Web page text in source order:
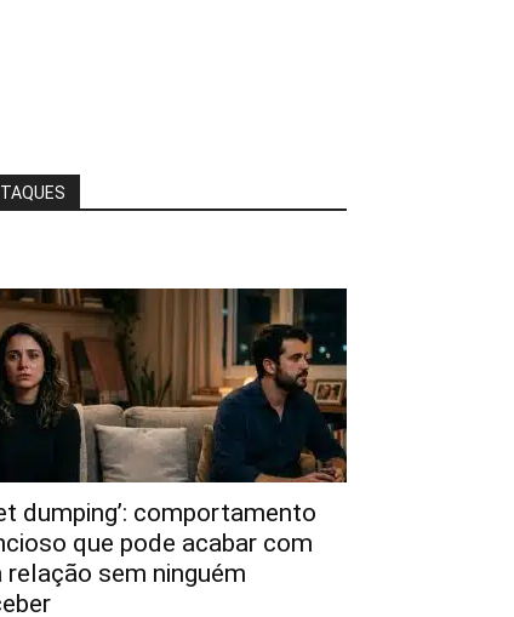
dumping’: comportamento
que pode acabar com
relação sem ninguém